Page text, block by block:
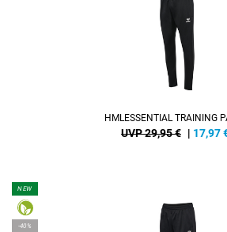
HMLESSENTIAL TRAINING
UVP 29,95 € | 17,97
NEW
-40%